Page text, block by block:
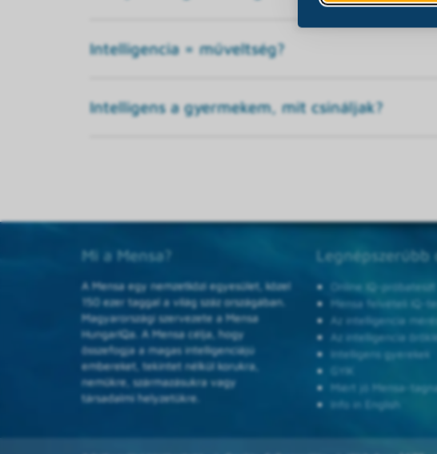
Intelligencia = műveltség?
Intelligens a gyermekem, mit csináljak?
Mi a Mensa?
A Mensa egy nemzetközi egyesület, közel
150 ezer taggal a világ száz országában.
Magyarországi szervezete a Mensa
HungarIQa. A Mensa célja, hogy
összefogja a magas intelligenciájú
embereket, tekintet nélkül korukra,
nemükre, származásukra vagy
társadalmi helyzetükre.
Legnépszerűbb
Online IQ-próbateszt
Mensa felvételi IQ-
Az intelligencia
Az intelligencia
Intelligens gyerekek
GYIK
Miért jó Mensa-
Info in English